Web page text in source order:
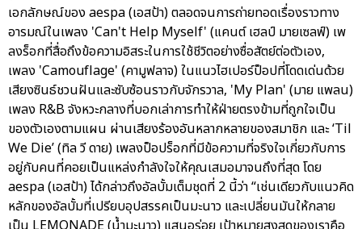
เอกลักษณ์ของ aespa (เอสป้า) ตลอดจนการถ่ายทอดเรื่องราวทาง
อารมณ์ในเพลง 'Can't Help Myself' (แคนต์ เฮลป์ มายเซลฟ์) เพ
ลงร็อกที่สื่อถึงข้อความอิสระในการใช้ชีวิตอย่างซื่อสัตย์ต่อตัวเอง,
เพลง 'Camouflage' (คามูฟลาจ) ในแนวไฮเปอร์ป็อปที่โดดเด่นด้วย
เสียงซินธ์ชวนฝันและซับซ้อนราวกับจักรวาล, 'My Plan' (มาย แพลน)
เพลง R&B จังหวะกลางที่บอกเล่าการทำให้ฝ่ายตรงข้ามที่ถูกใจเป็น
ของตัวเองตามแผน ผ่านเสียงร้องอันหลากหลายของสมาชิก และ ‘Til
We Die’ (ทิล วี ดาย) เพลงป็อปร็อกที่มีข้อความที่จริงใจเกี่ยวกับการ
อยู่กับคนที่คอยเป็นแหล่งกำลังใจให้คุณเสมอมาจนถึงที่สุด โดย
aespa (เอสป้า) ได้กล่าวถึงอัลบั้มเต็มชุดที่ 2 นี้ว่า “เช่นเดียวกับแนวคิด
หลักของอัลบั้มที่เปรียบอุปสรรคเป็นมะนาว และเปลี่ยนมันให้กลาย